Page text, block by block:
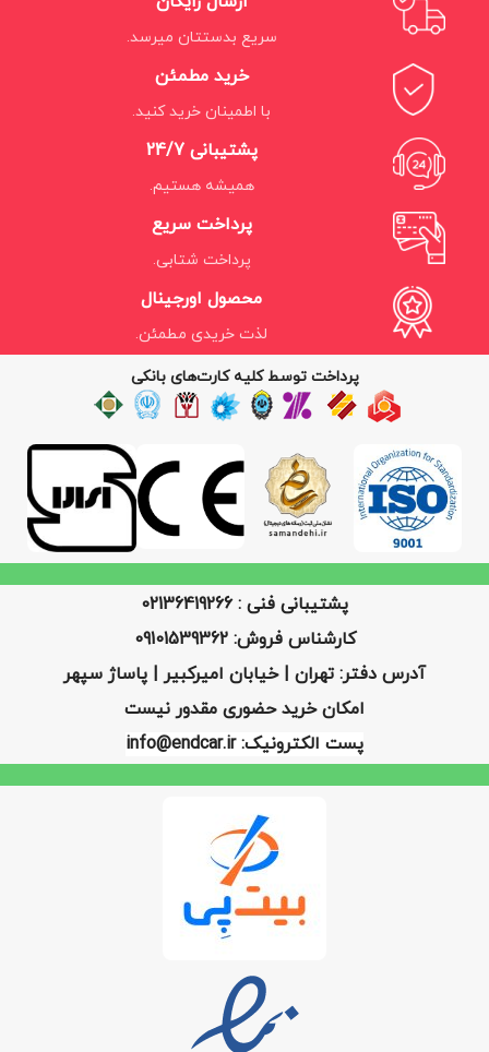
سریع بدستتان میرسد.
خرید مطمئن
با اطمینان خرید کنید.
پشتیبانی 24/7
همیشه هستیم.
پرداخت سریع
پرداخت شتابی.
محصول اورجینال
لذت خریدی مطمئن.
پرداخت توسط کلیه کارت‌های بانکی
پشتیبانی فنی : 02136419266
کارشناس فروش: 09101539362
آدرس دفتر: تهران | خیابان امیرکبیر | پاساژ سپهر
امکان خرید حضوری مقدور نیست
پست الکترونیک: info@endcar.ir